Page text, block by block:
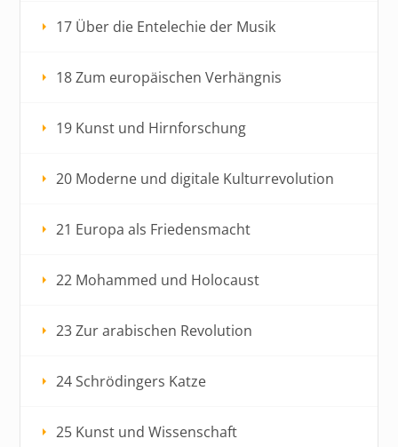
17 Über die Entelechie der Musik
18 Zum europäischen Verhängnis
19 Kunst und Hirnforschung
20 Moderne und digitale Kulturrevolution
21 Europa als Friedensmacht
22 Mohammed und Holocaust
23 Zur arabischen Revolution
24 Schrödingers Katze
25 Kunst und Wissenschaft